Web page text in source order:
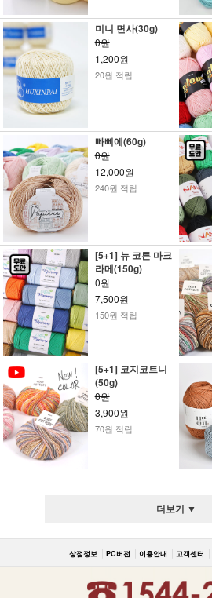
미니 면사(30g)
0원
1,200원
20원 적립
빠삐에(60g)
0원
12,000원
240원 적립
[5+1] 뉴 코튼 마크
라메(150g)
0원
7,500원
150원 적립
[5+1] 코지코트니
(50g)
0원
3,900원
70원 적립
더보기 ▼
상점정보 PC버전 이용안내 고객센터